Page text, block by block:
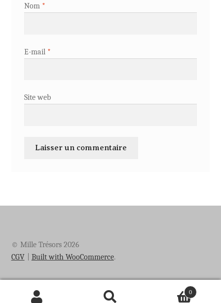
Nom *
E-mail *
Site web
© Mille Trésors 2026
CGV
Built with WooCommerce.
0